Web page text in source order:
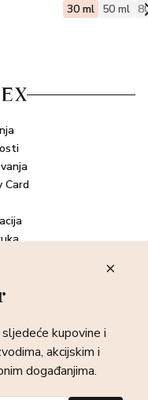
30 ml 50 ml
Card
i ekskluzivnim
Prijava
kupovine i
akcijskim i
događanjima.